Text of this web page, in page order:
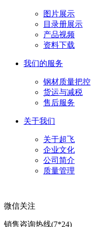
图片展示
目录册展示
产品视频
资料下载
我们的服务
钢材质量把控
货运与减税
售后服务
关于我们
关于超飞
企业文化
公司简介
质量管理
微信关注
销售咨询热线(7*24)